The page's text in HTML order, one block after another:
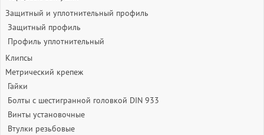
Защитный и уплотнительный профиль
Защитный профиль
Профиль уплотнительный
Клипсы
Метрический крепеж
Гайки
Болты с шестигранной головкой DIN 933
Винты установочные
Втулки резьбовые